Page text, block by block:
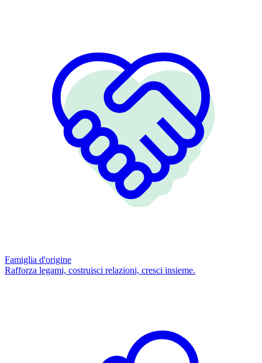
Famiglia d'origine
Rafforza legami, costruisci relazioni, cresci insieme.